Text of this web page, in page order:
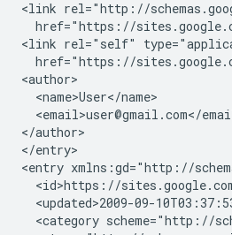
<link rel="http://
href="https://
<link rel="self"
href="https://
<author>
  <name>User</name>
<email>user@gmail.com</
</author>
</entry>
<entry xmlns:gd="http://
<id>https://
<updated>2009-09-
<category scheme="http://